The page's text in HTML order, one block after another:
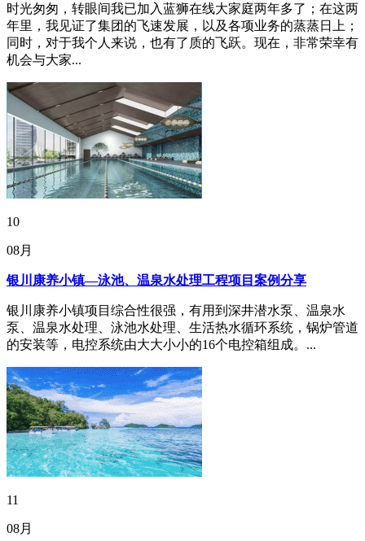
时光匆匆，转眼间我已加入蓝狮在线大家庭两年多了；在这两
年里，我见证了集团的飞速发展，以及各项业务的蒸蒸日上；
同时，对于我个人来说，也有了质的飞跃。现在，非常荣幸有
机会与大家...
10
08月
银川康养小镇—泳池、温泉水处理工程项目案例分享
银川康养小镇项目综合性很强，有用到深井潜水泵、温泉水
泵、温泉水处理、泳池水处理、生活热水循环系统，锅炉管道
的安装等，电控系统由大大小小的16个电控箱组成。...
11
08月